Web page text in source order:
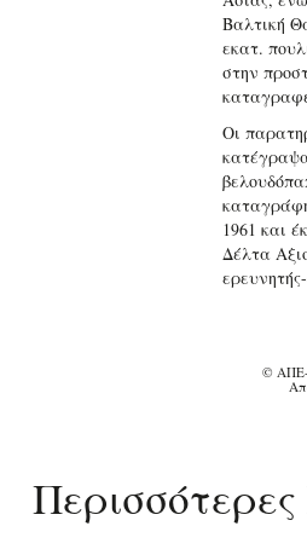
Βαλτική
εκατ.
στην
Οι
1961 και
Δέλτα
©
Περισσότερες